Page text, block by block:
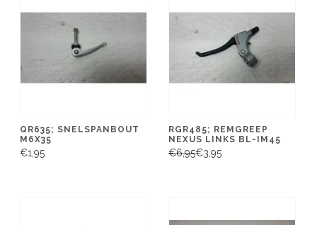
QR635; SNELSPANBOUT
M6X35
€1,95
RGR485; REMGREEP
NEXUS LINKS BL-IM45
€6,95€3,95